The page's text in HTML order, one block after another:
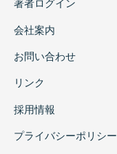
著者ログイン
会社案内
お問い合わせ
リンク
採用情報
プライバシーポリシー